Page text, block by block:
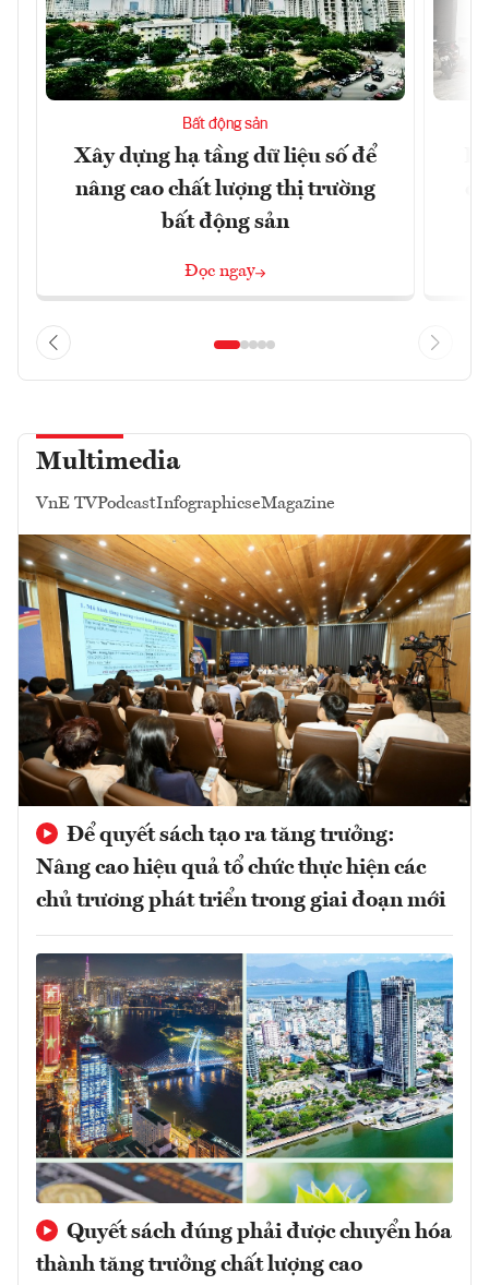
Bất động sản
Xây dựng hạ tầng dữ liệu số để
nâng cao chất lượng thị trường
bất động sản
Đọc ngay
Multimedia
VnE TVPodcastInfographicseMagazine
Để quyết sách tạo ra tăng trưởng:
Nâng cao hiệu quả tổ chức thực hiện các
chủ trương phát triển trong giai đoạn mới
Quyết sách đúng phải được chuyển hóa
thành tăng trưởng chất lượng cao